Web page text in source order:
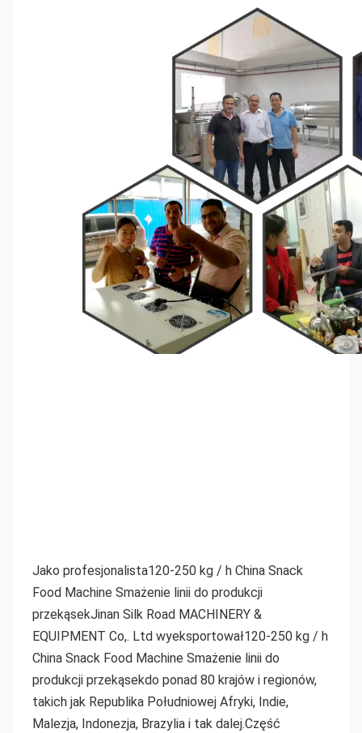
Jako profesjonalista120-250 kg / h China Snack
Food Machine Smażenie linii do produkcji
przekąsekJinan Silk Road MACHINERY &
EQUIPMENT Co,. Ltd wyeksportował120-250 kg / h
China Snack Food Machine Smażenie linii do
produkcji przekąsekdo ponad 80 krajów i regionów,
takich jak Republika Południowej Afryki, Indie,
Malezja, Indonezja, Brazylia i tak dalej.Część